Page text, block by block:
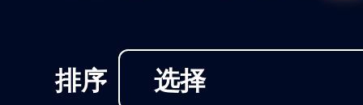
排序 选择